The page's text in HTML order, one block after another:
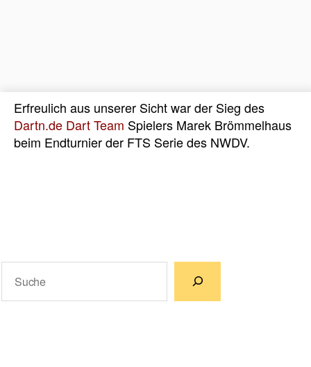
Erfreulich aus unserer Sicht war der Sieg des
Dartn.de Dart Team Spielers Marek Brömmelhaus
beim Endturnier der FTS Serie des NWDV.